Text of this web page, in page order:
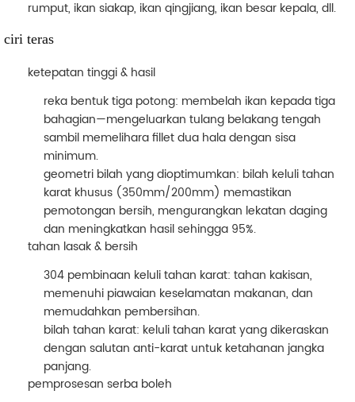
rumput, ikan siakap, ikan qingjiang, ikan besar kepala, dll.
ciri teras
ketepatan tinggi & hasil
reka bentuk tiga potong: membelah ikan kepada tiga
bahagian—mengeluarkan tulang belakang tengah
sambil memelihara fillet dua hala dengan sisa
minimum.
geometri bilah yang dioptimumkan: bilah keluli tahan
karat khusus (350mm/200mm) memastikan
pemotongan bersih, mengurangkan lekatan daging
dan meningkatkan hasil sehingga 95%.
tahan lasak & bersih
304 pembinaan keluli tahan karat: tahan kakisan,
memenuhi piawaian keselamatan makanan, dan
memudahkan pembersihan.
bilah tahan karat: keluli tahan karat yang dikeraskan
dengan salutan anti-karat untuk ketahanan jangka
panjang.
pemprosesan serba boleh